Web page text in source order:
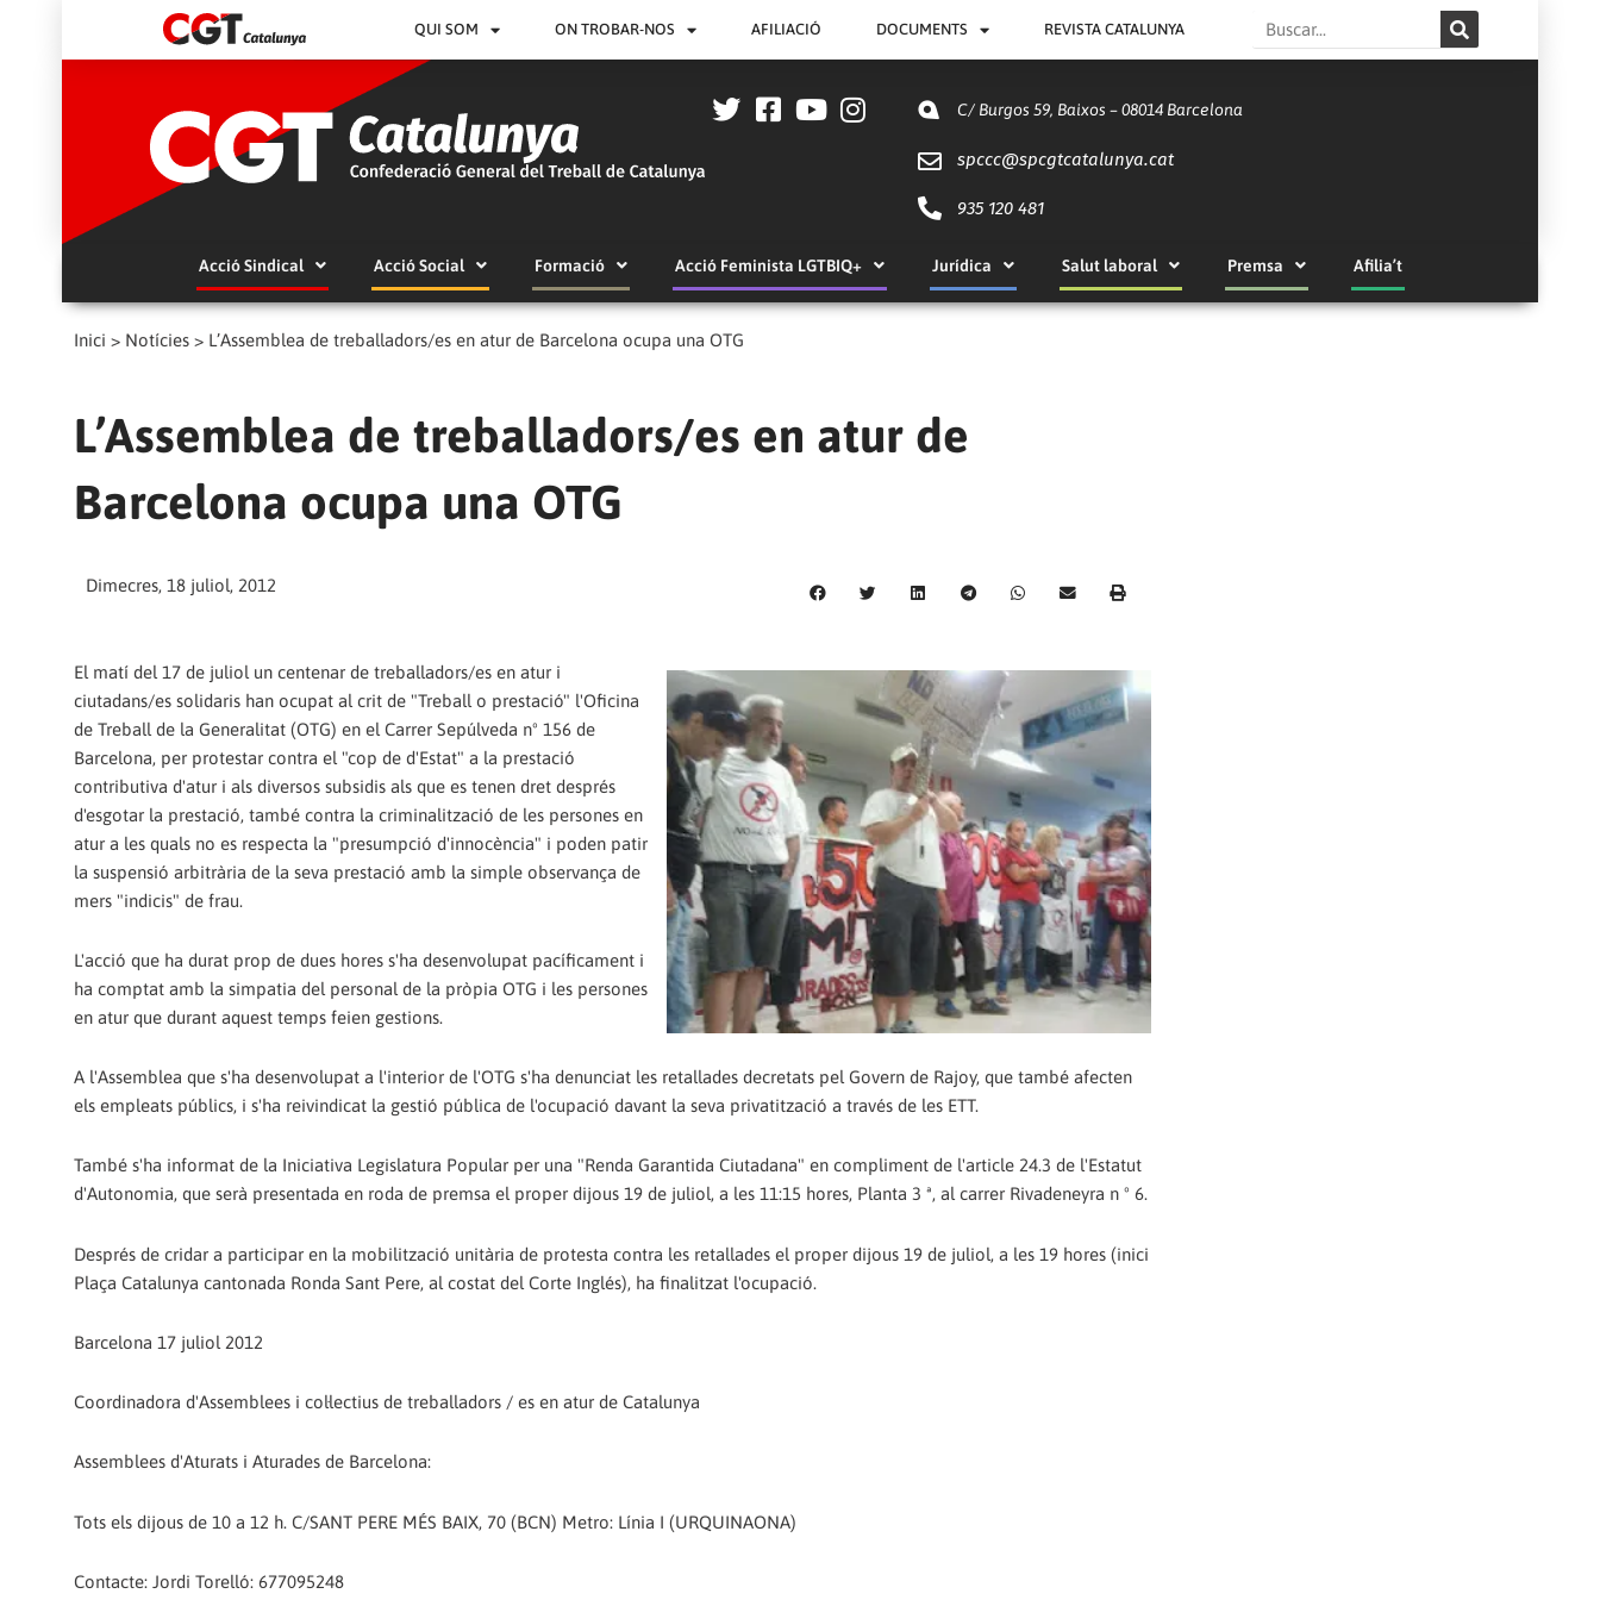
QUI SOM ON TROBAR-NOS AFILIACIÓ DOCUMENTS REVISTA CATALUNYA Search
C/ Burgos 59, Baixos – 08014 Barcelona
spccc@spcgtcatalunya.cat
935 120 481
Acció Sindical Acció Social Formació Acció Feminista LGTBIQ+ Jurídica Salut laboral Premsa Afilia’t
Inici > Notícies > L’Assemblea de treballadors/es en atur de Barcelona ocupa una OTG
L’Assemblea de treballadors/es en atur de
Barcelona ocupa una OTG
Dimecres, 18 juliol, 2012
El matí del 17 de juliol un centenar de treballadors/es en atur i
ciutadans/es solidaris han ocupat al crit de "Treball o prestació" l'Oficina
de Treball de la Generalitat (OTG) en el Carrer Sepúlveda nº 156 de
Barcelona, per protestar contra el "cop de d'Estat" a la prestació
contributiva d'atur i als diversos subsidis als que es tenen dret després
d'esgotar la prestació, també contra la criminalització de les persones en
atur a les quals no es respecta la "presumpció d'innocència" i poden patir
la suspensió arbitrària de la seva prestació amb la simple observança de
mers "indicis" de frau.
L'acció que ha durat prop de dues hores s'ha desenvolupat pacíficament i
ha comptat amb la simpatia del personal de la pròpia OTG i les persones
en atur que durant aquest temps feien gestions.
A l'Assemblea que s'ha desenvolupat a l'interior de l'OTG s'ha denunciat les retallades decretats pel Govern de Rajoy, que també afecten
els empleats públics, i s'ha reivindicat la gestió pública de l'ocupació davant la seva privatització a través de les ETT.
També s'ha informat de la Iniciativa Legislatura Popular per una "Renda Garantida Ciutadana" en compliment de l'article 24.3 de l'Estatut
d'Autonomia, que serà presentada en roda de premsa el proper dijous 19 de juliol, a les 11:15 hores, Planta 3 ª, al carrer Rivadeneyra n º 6.
Després de cridar a participar en la mobilització unitària de protesta contra les retallades el proper dijous 19 de juliol, a les 19 hores (inici
Plaça Catalunya cantonada Ronda Sant Pere, al costat del Corte Inglés), ha finalitzat l'ocupació.
Barcelona 17 juliol 2012
Coordinadora d'Assemblees i col·lectius de treballadors / es en atur de Catalunya
Assemblees d'Aturats i Aturades de Barcelona:
Tots els dijous de 10 a 12 h. C/SANT PERE MÉS BAIX, 70 (BCN) Metro: Línia I (URQUINAONA)
Contacte: Jordi Torelló: 677095248